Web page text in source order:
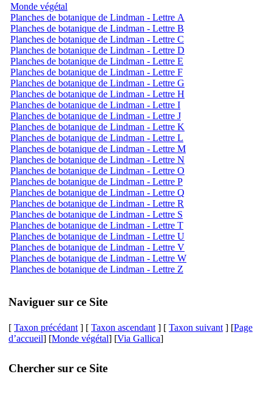
Monde végétal
Planches de botanique de Lindman - Lettre A
Planches de botanique de Lindman - Lettre B
Planches de botanique de Lindman - Lettre C
Planches de botanique de Lindman - Lettre D
Planches de botanique de Lindman - Lettre E
Planches de botanique de Lindman - Lettre F
Planches de botanique de Lindman - Lettre G
Planches de botanique de Lindman - Lettre H
Planches de botanique de Lindman - Lettre I
Planches de botanique de Lindman - Lettre J
Planches de botanique de Lindman - Lettre K
Planches de botanique de Lindman - Lettre L
Planches de botanique de Lindman - Lettre M
Planches de botanique de Lindman - Lettre N
Planches de botanique de Lindman - Lettre O
Planches de botanique de Lindman - Lettre P
Planches de botanique de Lindman - Lettre Q
Planches de botanique de Lindman - Lettre R
Planches de botanique de Lindman - Lettre S
Planches de botanique de Lindman - Lettre T
Planches de botanique de Lindman - Lettre U
Planches de botanique de Lindman - Lettre V
Planches de botanique de Lindman - Lettre W
Planches de botanique de Lindman - Lettre Z
Naviguer sur ce Site
[ Taxon précédant ] [ Taxon ascendant ] [ Taxon suivant ] [Page
d’accueil] [Monde végétal] [Via Gallica]
Chercher sur ce Site